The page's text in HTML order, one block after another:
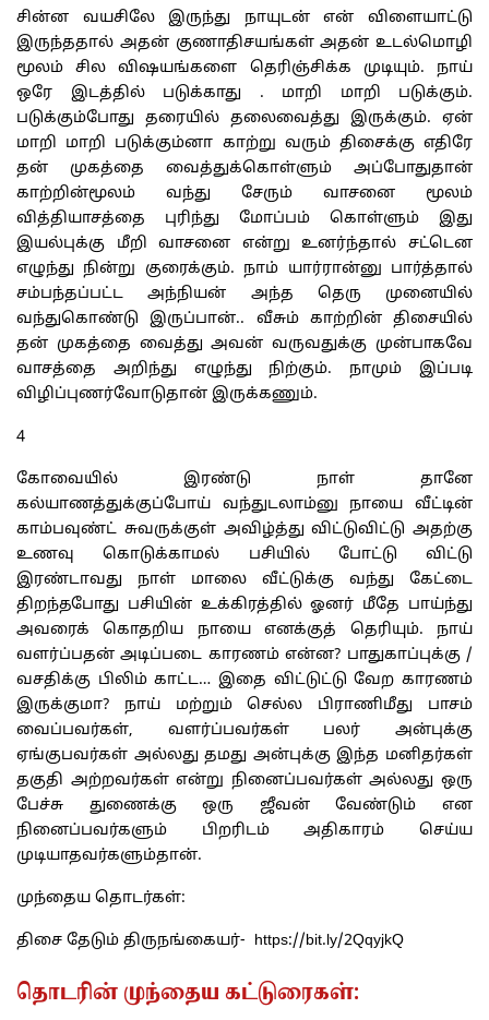
சின்ன வயசிலே இருந்து நாயுடன் என் விளையாட்டு
இருந்ததால் அதன் குணாதிசயங்கள் அதன் உடல்மொழி
மூலம் சில விஷயங்களை தெரிஞ்சிக்க முடியும். நாய்
ஒரே இடத்தில் படுக்காது . மாறி மாறி படுக்கும்.
படுக்கும்போது தரையில் தலைவைத்து இருக்கும். ஏன்
மாறி மாறி படுக்கும்னா காற்று வரும் திசைக்கு எதிரே
தன் முகத்தை வைத்துக்கொள்ளும் அப்போதுதான்
காற்றின்மூலம் வந்து சேரும் வாசனை மூலம்
வித்தியாசத்தை புரிந்து மோப்பம் கொள்ளும் இது
இயல்புக்கு மீறி வாசனை என்று உனர்ந்தால் சட்டென
எழுந்து நின்று குரைக்கும். நாம் யார்ரான்னு பார்த்தால்
சம்பந்தப்பட்ட அந்நியன் அந்த தெரு முனையில்
வந்துகொண்டு இருப்பான்.. வீசும் காற்றின் திசையில்
தன் முகத்தை வைத்து அவன் வருவதுக்கு முன்பாகவே
வாசத்தை அறிந்து எழுந்து நிற்கும். நாமும் இப்படி
விழிப்புணர்வோடுதான் இருக்கணும்.
4
கோவையில் இரண்டு நாள் தானே
கல்யாணத்துக்குப்போய் வந்துடலாம்னு நாயை வீட்டின்
காம்பவுண்ட் சுவருக்குள் அவிழ்த்து விட்டுவிட்டு அதற்கு
உணவு கொடுக்காமல் பசியில் போட்டு விட்டு
இரண்டாவது நாள் மாலை வீட்டுக்கு வந்து கேட்டை
திறந்தபோது பசியின் உக்கிரத்தில் ஓனர் மீதே பாய்ந்து
அவரைக் கொதறிய நாயை எனக்குத் தெரியும். நாய்
வளர்ப்பதன் அடிப்படை காரணம் என்ன? பாதுகாப்புக்கு /
வசதிக்கு பிலிம் காட்ட… இதை விட்டுட்டு வேற காரணம்
இருக்குமா? நாய் மற்றும் செல்ல பிராணிமீது பாசம்
வைப்பவர்கள், வளர்ப்பவர்கள் பலர் அன்புக்கு
ஏங்குபவர்கள் அல்லது தமது அன்புக்கு இந்த மனிதர்கள்
தகுதி அற்றவர்கள் என்று நினைப்பவர்கள் அல்லது ஒரு
பேச்சு துணைக்கு ஒரு ஜீவன் வேண்டும் என
நினைப்பவர்களும் பிறரிடம் அதிகாரம் செய்ய
முடியாதவர்களும்தான்.
முந்தைய தொடர்கள்:
திசை தேடும் திருநங்கையர்- https://bit.ly/2QqyjkQ
தொடரின் முந்தைய கட்டுரைகள்: